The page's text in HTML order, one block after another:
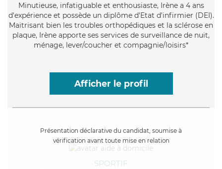
Minutieuse, infatiguable et enthousiaste, Irène a 4 ans
d'expérience et possède un diplôme d'Etat d'infirmier (DEI).
Maitrisant bien les troubles orthopédiques et la sclérose en
plaque, Irène apporte ses services de surveillance de nuit,
ménage, lever/coucher et compagnie/loisirs*
Afficher le profil
Présentation déclarative du candidat, soumise à
vérification avant toute mise en relation
SPORTIF